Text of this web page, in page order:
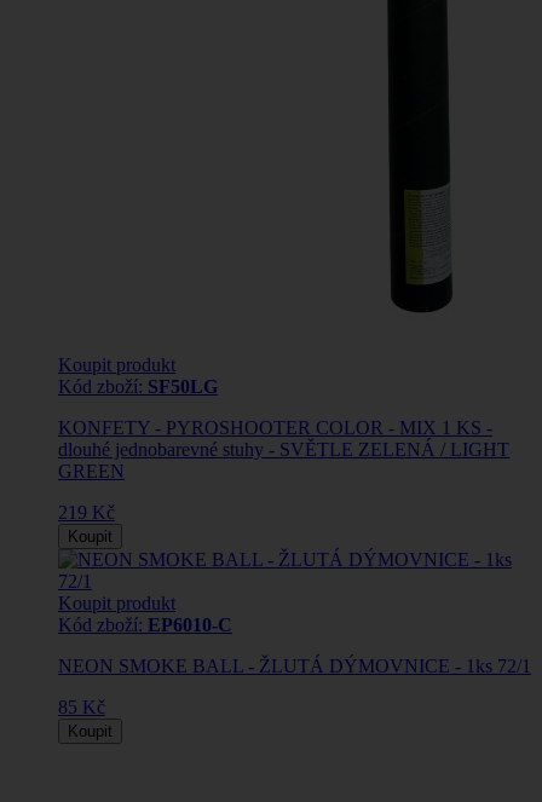
Koupit produkt
Kód zboží: SF50LG
KONFETY - PYROSHOOTER COLOR - MIX 1 KS -
dlouhé jednobarevné stuhy - SVĚTLE ZELENÁ / LIGHT
GREEN
219 Kč
Koupit
Koupit produkt
Kód zboží: EP6010-C
NEON SMOKE BALL - ŽLUTÁ DÝMOVNICE - 1ks 72/1
85 Kč
Koupit